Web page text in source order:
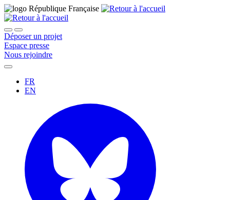
Déposer un projet
Espace presse
Nous rejoindre
FR
EN